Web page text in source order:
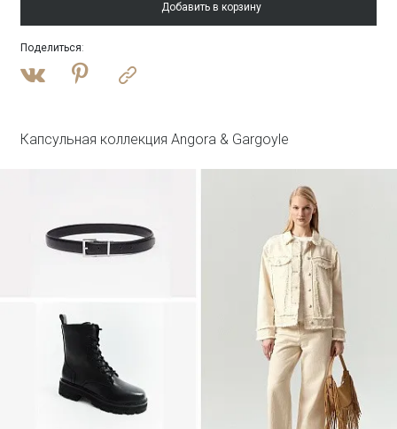
Блузка однотонная
Блузка B3287/lambik
Юбка S1125/milisa
HIT
Блузка B3316/sanvito
SALE
Войти
Добавить в корзину
Поделиться:
Капсульная коллекция Angora & Gargoyle